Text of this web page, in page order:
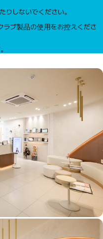
しないでください。
ブ製品の使用をお控えくださ